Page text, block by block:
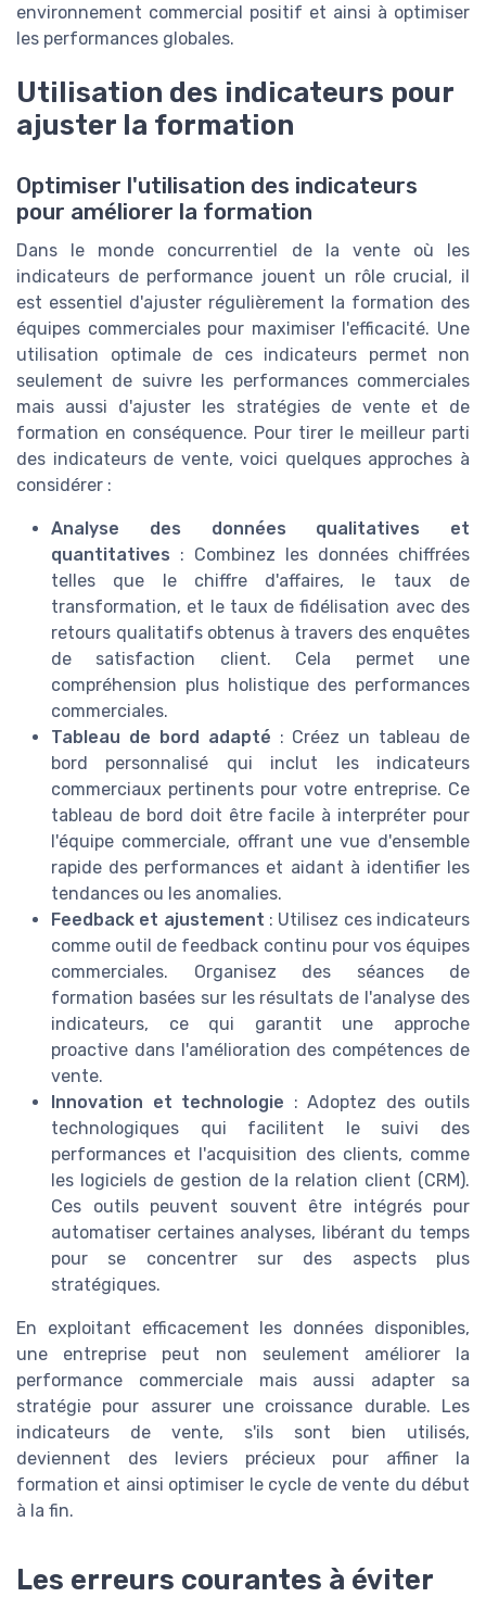
environnement commercial positif et ainsi à optimiser
les performances globales.
Utilisation des indicateurs pour
ajuster la formation
Optimiser l'utilisation des indicateurs
pour améliorer la formation
Dans le monde concurrentiel de la vente où les
indicateurs de performance jouent un rôle crucial, il
est essentiel d'ajuster régulièrement la formation des
équipes commerciales pour maximiser l'efficacité. Une
utilisation optimale de ces indicateurs permet non
seulement de suivre les performances commerciales
mais aussi d'ajuster les stratégies de vente et de
formation en conséquence. Pour tirer le meilleur parti
des indicateurs de vente, voici quelques approches à
considérer :
Analyse des données qualitatives et
quantitatives : Combinez les données chiffrées
telles que le chiffre d'affaires, le taux de
transformation, et le taux de fidélisation avec des
retours qualitatifs obtenus à travers des enquêtes
de satisfaction client. Cela permet une
compréhension plus holistique des performances
commerciales.
Tableau de bord adapté : Créez un tableau de
bord personnalisé qui inclut les indicateurs
commerciaux pertinents pour votre entreprise. Ce
tableau de bord doit être facile à interpréter pour
l'équipe commerciale, offrant une vue d'ensemble
rapide des performances et aidant à identifier les
tendances ou les anomalies.
Feedback et ajustement : Utilisez ces indicateurs
comme outil de feedback continu pour vos équipes
commerciales. Organisez des séances de
formation basées sur les résultats de l'analyse des
indicateurs, ce qui garantit une approche
proactive dans l'amélioration des compétences de
vente.
Innovation et technologie : Adoptez des outils
technologiques qui facilitent le suivi des
performances et l'acquisition des clients, comme
les logiciels de gestion de la relation client (CRM).
Ces outils peuvent souvent être intégrés pour
automatiser certaines analyses, libérant du temps
pour se concentrer sur des aspects plus
stratégiques.
En exploitant efficacement les données disponibles,
une entreprise peut non seulement améliorer la
performance commerciale mais aussi adapter sa
stratégie pour assurer une croissance durable. Les
indicateurs de vente, s'ils sont bien utilisés,
deviennent des leviers précieux pour affiner la
formation et ainsi optimiser le cycle de vente du début
à la fin.
Les erreurs courantes à éviter